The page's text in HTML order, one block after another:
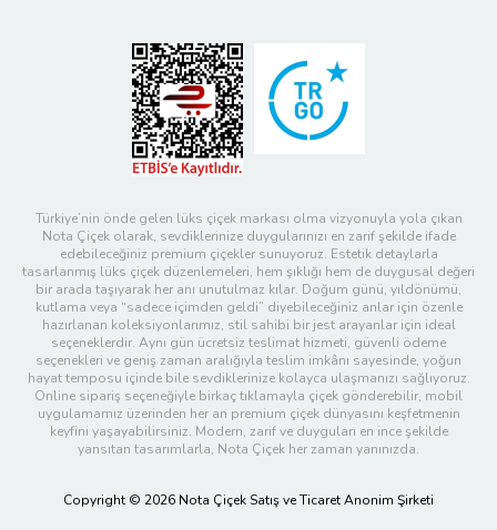
Türkiye’nin önde gelen lüks çiçek markası olma vizyonuyla yola çıkan
Nota Çiçek olarak, sevdiklerinize duygularınızı en zarif şekilde ifade
edebileceğiniz premium çiçekler sunuyoruz. Estetik detaylarla
tasarlanmış lüks çiçek düzenlemeleri, hem şıklığı hem de duygusal değeri
bir arada taşıyarak her anı unutulmaz kılar. Doğum günü, yıldönümü,
kutlama veya “sadece içimden geldi” diyebileceğiniz anlar için özenle
hazırlanan koleksiyonlarımız, stil sahibi bir jest arayanlar için ideal
seçeneklerdir. Aynı gün ücretsiz teslimat hizmeti, güvenli ödeme
seçenekleri ve geniş zaman aralığıyla teslim imkânı sayesinde, yoğun
hayat temposu içinde bile sevdiklerinize kolayca ulaşmanızı sağlıyoruz.
Online sipariş seçeneğiyle birkaç tıklamayla çiçek gönderebilir, mobil
uygulamamız üzerinden her an premium çiçek dünyasını keşfetmenin
keyfini yaşayabilirsiniz. Modern, zarif ve duyguları en ince şekilde
yansıtan tasarımlarla, Nota Çiçek her zaman yanınızda.
Copyright © 2026 Nota Çiçek Satış ve Ticaret Anonim Şirketi